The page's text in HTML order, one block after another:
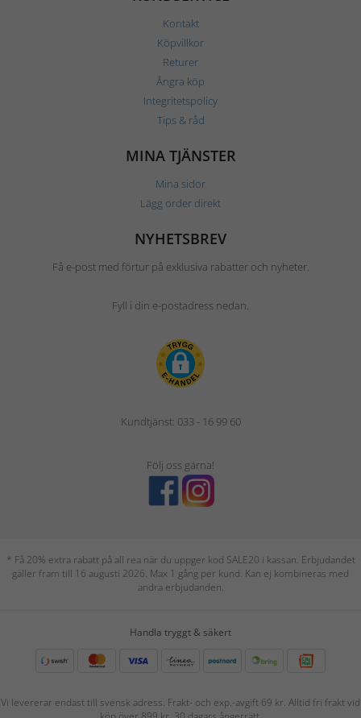
Kontakt
Köpvillkor
Returer
Ångra köp
Integritetspolicy
Tips & råd
MINA TJÄNSTER
Mina sidor
Lägg order direkt
NYHETSBREV
Få e-post med förtur på exklusiva rabatter och nyheter.
Fyll i din e-postadress nedan.
Kundtjänst: 033 - 16 99 60
Följ oss gärna!
* Få 20% extra rabatt på all rea när du uppger kod SALE20 i kassan. Erbjudandet
gäller fram till 16 augusti 2026. Max 1 gång per kund. Kan ej kombineras med
andra erbjudanden.
Handla tryggt & säkert
Vi levererar endast till svensk adress. Frakt- och exp.-avgift 69 kr. Alltid fri frakt vid